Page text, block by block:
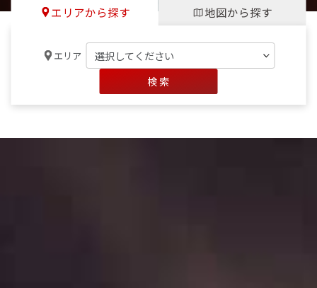
エリアから探す 地図から探す
エリア
検 索